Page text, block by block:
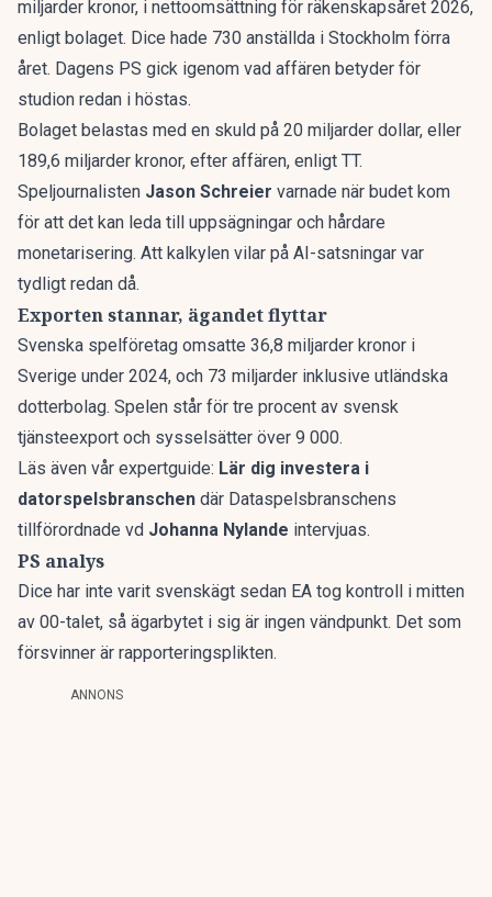
miljarder kronor, i nettoomsättning för räkenskapsåret 2026,
enligt bolaget. Dice hade 730 anställda i Stockholm förra
året. Dagens PS gick igenom vad affären betyder för
studion redan i höstas.
Bolaget belastas med en skuld på 20 miljarder dollar, eller
189,6 miljarder kronor, efter affären, enligt TT.
Speljournalisten Jason Schreier varnade när budet kom
för att det kan leda till uppsägningar och hårdare
monetarisering. Att kalkylen vilar på AI-satsningar var
tydligt redan då.
Exporten stannar, ägandet flyttar
Svenska spelföretag omsatte 36,8 miljarder kronor i
Sverige under 2024, och 73 miljarder inklusive utländska
dotterbolag. Spelen står för tre procent av svensk
tjänsteexport och sysselsätter över 9 000.
Läs även vår expertguide: Lär dig investera i
datorspelsbranschen där Dataspelsbranschens
tillförordnade vd Johanna Nylande intervjuas.
PS analys
Dice har inte varit svenskägt sedan EA tog kontroll i mitten
av 00-talet, så ägarbytet i sig är ingen vändpunkt. Det som
försvinner är rapporteringsplikten.
ANNONS